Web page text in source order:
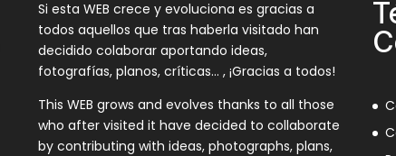
Si esta WEB crece y evoluciona es gracias a
todos aquellos que tras haberla visitado han
decidido colaborar aportando ideas,
fotografías, planos, críticas… , ¡Gracias a todos!
This WEB grows and evolves thanks to all those
who after visited it have decided to collaborate
by contributing with ideas, photographs, plans,